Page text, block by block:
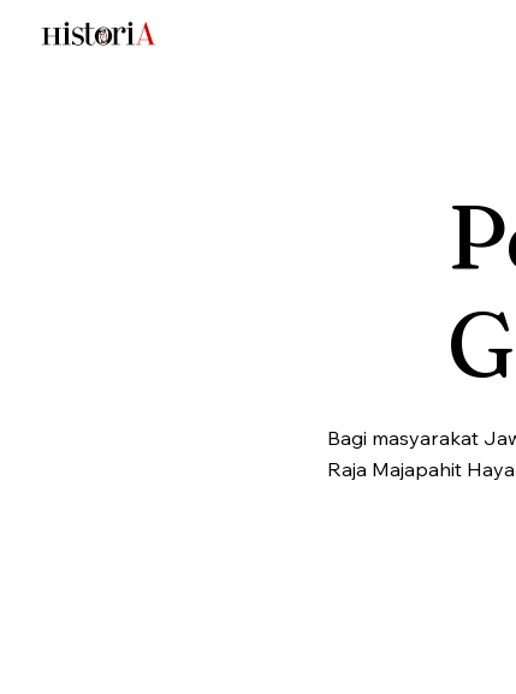
Bagi masyarakat
Raja Majapahit